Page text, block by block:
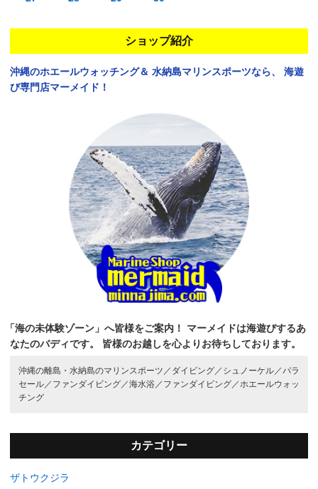
ショップ紹介
沖縄のホエールウォッチング＆ 水納島マリンスポーツなら、
海遊
び専門店マーメイド！
「海の未体験ゾーン」へ皆様をご案内！
マーメイドは海遊びするあ
なたのバディです。
皆様のお越しを心よりお待ちしております。
沖縄の離島・水納島のマリンスポーツ／ ダイビング／ シュノーケル／ パラ
セール／ ファンダイビング／海水浴／ ファンダイビング／ ホエールウォッ
チング
カテゴリー
ザトウクジラ